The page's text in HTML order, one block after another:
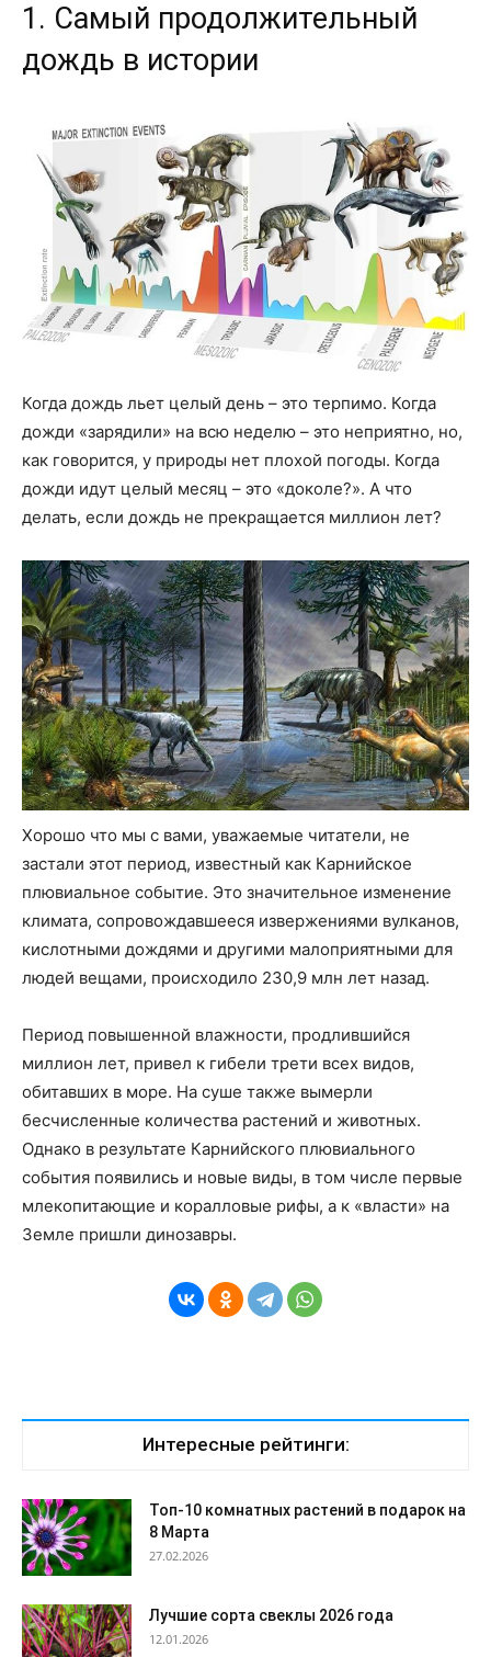
1. Самый продолжительный
дождь в истории
Когда дождь льет целый день – это терпимо. Когда
дожди «зарядили» на всю неделю – это неприятно, но,
как говорится, у природы нет плохой погоды. Когда
дожди идут целый месяц – это «доколе?». А что
делать, если дождь не прекращается миллион лет?
Хорошо что мы с вами, уважаемые читатели, не
застали этот период, известный как Карнийское
плювиальное событие. Это значительное изменение
климата, сопровождавшееся извержениями вулканов,
кислотными дождями и другими малоприятными для
людей вещами, происходило 230,9 млн лет назад.
Период повышенной влажности, продлившийся
миллион лет, привел к гибели трети всех видов,
обитавших в море. На суше также вымерли
бесчисленные количества растений и животных.
Однако в результате Карнийского плювиального
события появились и новые виды, в том числе первые
млекопитающие и коралловые рифы, а к «власти» на
Земле пришли динозавры.
Интересные рейтинги:
Топ-10 комнатных растений в подарок на
8 Марта
27.02.2026
Лучшие сорта свеклы 2026 года
12.01.2026